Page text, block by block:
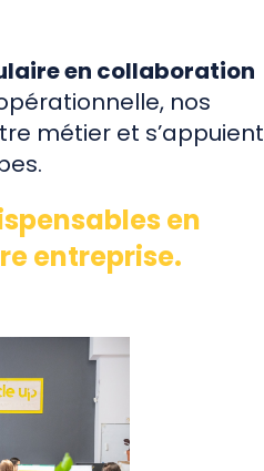
en collaboration
nos
métier et s’appuient
en
entreprise.